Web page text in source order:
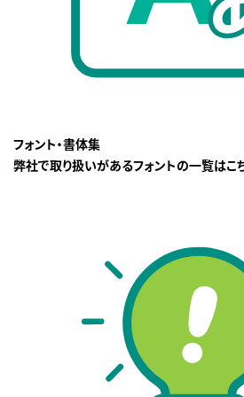
フォント・書体集
弊社で取り扱いがあるフォントの一覧はこ